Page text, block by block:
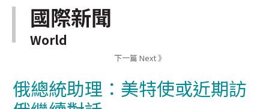
國際新聞
World
下一篇 Next 》
俄總統助理：美特使或近期訪